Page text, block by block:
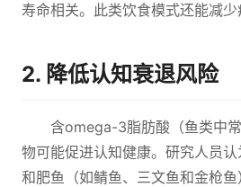
寿命相关。此类饮食模式还能减少
2. 降低认知衰退风险
含omega-3脂肪酸（鱼类中
物可能促进认知健康。研究人员
和肥鱼（如鲭鱼、三文鱼和金枪